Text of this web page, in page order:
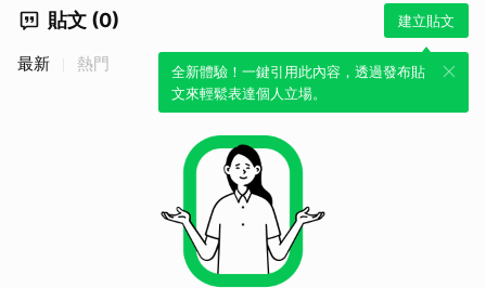
貼文 (0) 建立貼文
全新體驗！一鍵引用此內容，透過發布貼
文來輕鬆表達個人立場。
最新 熱門